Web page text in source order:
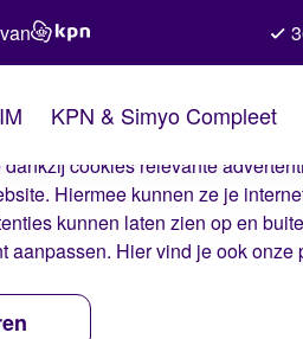
deze cookies zorgen wij ervoor dat
cookies relevante
Hiermee kunnen ze je
kunnen laten zien op en
aanpassen. Hier vind je ook onze
KPN & Simyo Compleet